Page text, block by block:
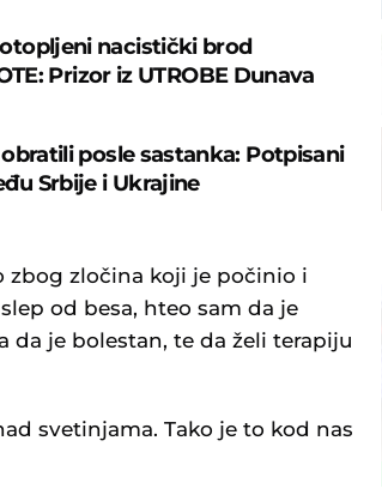
nacistički brod
Prizor iz UTROBE Dunava
posle sastanka: Potpisani
Srbije i Ukrajine
zbog zločina koji je počinio i
od besa, hteo sam da je
da je bolestan, te da želi terapiju
svetinjama. Tako je to kod nas